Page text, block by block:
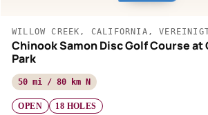
WILLOW CREEK, CALIFORNIA,
Chinook Samon Disc Golf Course at
Park
50 mi / 80 km N
OPEN 18 HOLES